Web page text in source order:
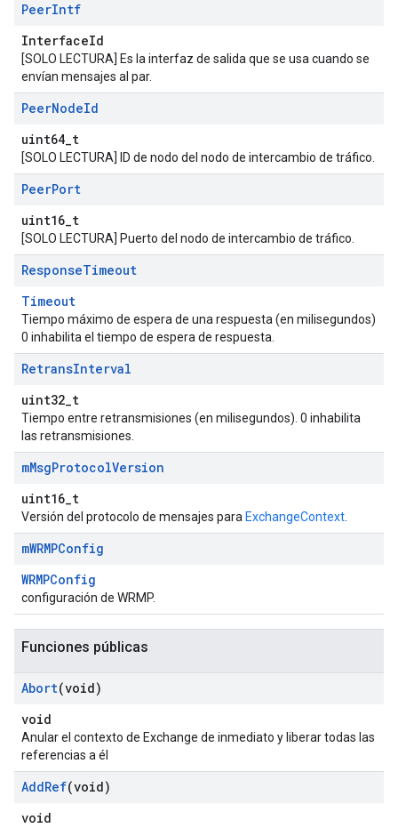
PeerIntf
InterfaceId
[SOLO LECTURA] Es la interfaz de salida que se usa cuando se
envían mensajes al par.
PeerNodeId
uint64_t
[SOLO LECTURA] ID de nodo del nodo de intercambio de tráfico.
PeerPort
uint16_t
[SOLO LECTURA] Puerto del nodo de intercambio de tráfico.
ResponseTimeout
Timeout
Tiempo máximo de espera de una respuesta (en milisegundos)
0 inhabilita el tiempo de espera de respuesta.
RetransInterval
uint32_t
Tiempo entre retransmisiones (en milisegundos). 0 inhabilita
las retransmisiones.
mMsgProtocolVersion
uint16_t
Versión del protocolo de mensajes para ExchangeContext
mWRMPConfig
WRMPConfig
configuración de WRMP.
Funciones públicas
Abort(void)
void
Anular el contexto de Exchange de inmediato y liberar todas las
referencias a él
AddRef(void)
void